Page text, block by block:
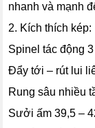
nhanh và mạnh
2. Kích thích
Spinel tác động
Đẩy tới – rút lui
Rung sâu nhiều
Sưởi ấm 39,5 –